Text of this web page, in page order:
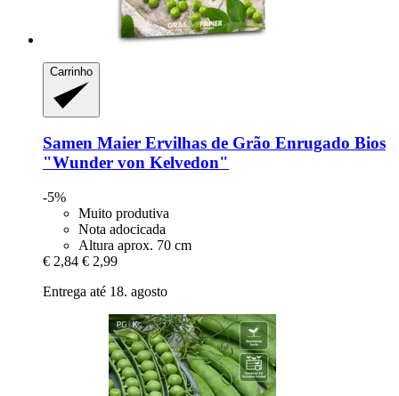
Carrinho
Samen Maier Ervilhas de Grão Enrugado Bios
"Wunder von Kelvedon"
-5%
Muito produtiva
Nota adocicada
Altura aprox. 70 cm
€ 2,84 € 2,99
Entrega até 18. agosto